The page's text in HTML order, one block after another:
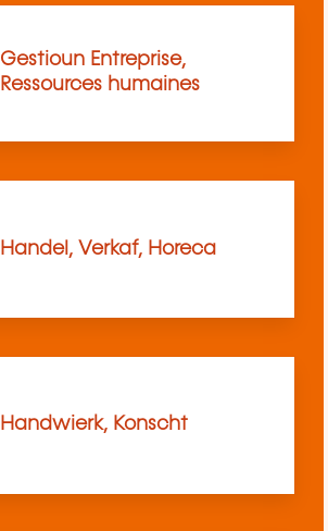
Gestioun Entreprise,
Ressources humaines
Handel, Verkaf, Horeca
Handwierk, Konscht